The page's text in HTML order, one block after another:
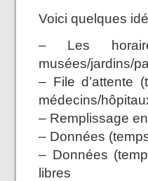
Voici quelques
– Les
musées/jardins/
– File d’attente
médecins/
– Remplissage
– Données
– Données
libres